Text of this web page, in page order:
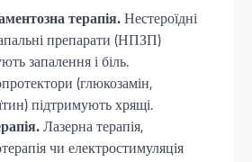
терапія.Нестероїдні
препарати (НПЗП)
запалення і біль.
(глюкозамін,
підтримують хрящі.
Лазерна терапія,
чи електростимуляція